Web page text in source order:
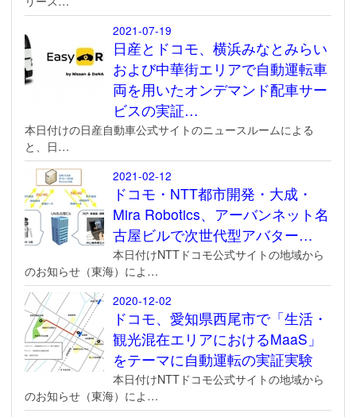
2021-07-19
日産とドコモ、横浜みなとみらい
および中華街エリアで自動運転車
両を用いたオンデマンド配車サー
ビスの実証…
本日付けの日産自動車公式サイトのニュースルームによる
と、日…
2021-02-12
ドコモ・NTT都市開発・大成・
Mira Robotics、アーバンネット名
古屋ビルで次世代型アバター…
本日付けNTTドコモ公式サイトの地域から
のお知らせ（東海）によ…
2020-12-02
ドコモ、愛知県西尾市で「生活・
観光混在エリアにおけるMaaS」
をテーマに自動運転の実証実験
本日付けNTTドコモ公式サイトの地域から
のお知らせ（東海）によ…